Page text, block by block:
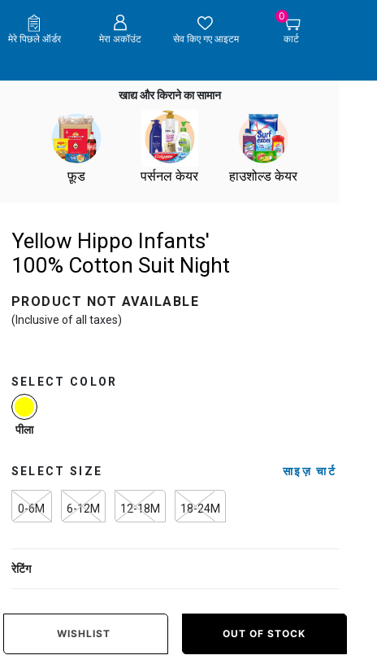
मेरे पिछले ऑर्डर मेरा अकॉउंट सेव किए गए आइटम
0
कार्ट
खाद्य और किराने का सामान
फ़ूड पर्सनल केयर हाउशोल्ड केयर
Yellow Hippo Infants'
100% Cotton Suit Night
PRODUCT NOT AVAILABLE
(Inclusive of all taxes)
SELECT COLOR
selected
पीला
SELECT SIZE साइज़ चार्ट
0-6M 6-12M 12-18M 18-24M
रेटिंग
WISHLIST OUT OF STOCK